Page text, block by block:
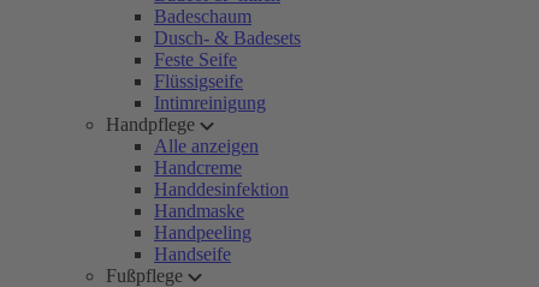
Badeschaum
Dusch- & Badesets
Feste Seife
Flüssigseife
Intimreinigung
Handpflege
Alle anzeigen
Handcreme
Handdesinfektion
Handmaske
Handpeeling
Handseife
Fußpflege